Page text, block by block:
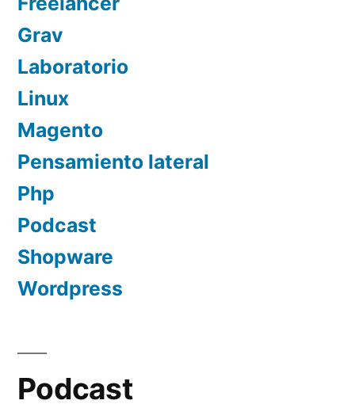
Grav
Laboratorio
Linux
Magento
Pensamiento lateral
Php
Podcast
Shopware
Wordpress
Podcast